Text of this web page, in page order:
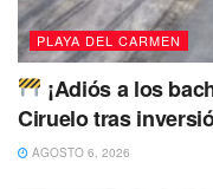
Asimismo, se acordó
zonas estratégicas y
PLAYA DEL CARMEN
¡Adiós a los
Ciruelo tras
AGOSTO 6, 2026